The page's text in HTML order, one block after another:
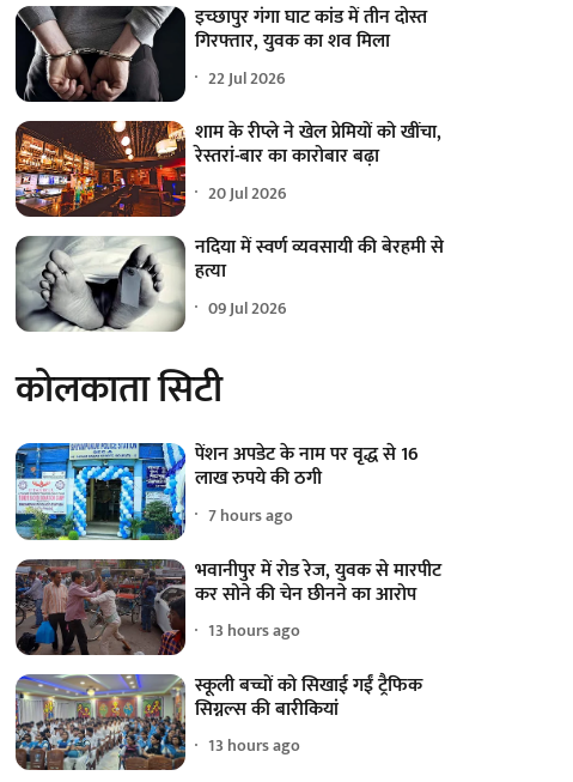
इच्छापुर गंगा घाट कांड में तीन दोस्त
गिरफ्तार, युवक का शव मिला
22 Jul 2026
शाम के रीप्ले ने खेल प्रेमियों को खींचा,
रेस्तरां-बार का कारोबार बढ़ा
20 Jul 2026
नदिया में स्वर्ण व्यवसायी की बेरहमी से
हत्या
09 Jul 2026
कोलकाता सिटी
पेंशन अपडेट के नाम पर वृद्ध से 16
लाख रुपये की ठगी
7 hours ago
भवानीपुर में रोड रेज, युवक से मारपीट
कर सोने की चेन छीनने का आरोप
13 hours ago
स्कूली बच्चों को सिखाई गईं ट्रैफिक
सिग्नल्स की बारीकियां
13 hours ago